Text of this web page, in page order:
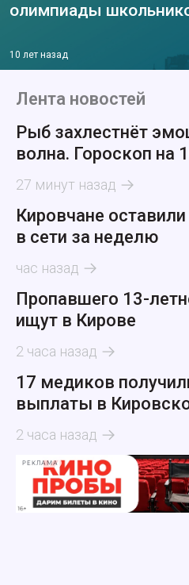
олимпиады
10 лет назад
Лента новостей
Рыб захлестнёт
волна. Гороскоп на
27 минут назад
Кировчане
в сети за неделю
час назад
Пропавшего 13-
ищут в Кирове
2 часа назад
17 медиков
выплаты в
2 часа назад
РЕКЛАМА